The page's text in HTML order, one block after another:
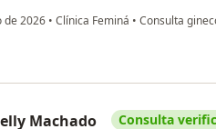
de 2026 • Clínica Feminá • Consulta
Machado Consulta